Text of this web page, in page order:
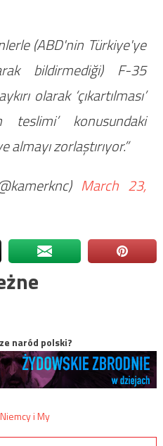
(ABD'nin Türkiye'ye
bildirmediği) F-35
olarak ‘çıkartılması’
teslimi’ konusundaki
zorlaştırıyor.”
March 23,
naród polski?